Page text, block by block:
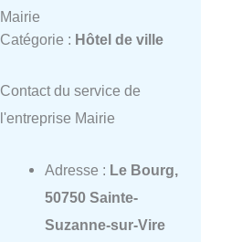
Mairie
Catégorie : Hôtel de ville
Contact du service de
l'entreprise Mairie
Adresse : Le Bourg,
50750 Sainte-
Suzanne-sur-Vire